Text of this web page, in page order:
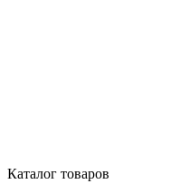
Каталог товаров